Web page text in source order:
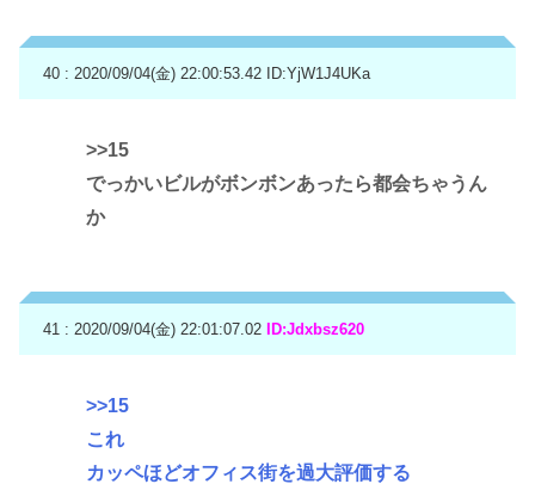
40 : 2020/09/04(金) 22:00:53.42 ID:YjW1J4UKa
>>15
でっかいビルがボンボンあったら都会ちゃうん
か
41 : 2020/09/04(金) 22:01:07.02 ID:Jdxbsz620
>>15
これ
カッペほどオフィス街を過大評価する